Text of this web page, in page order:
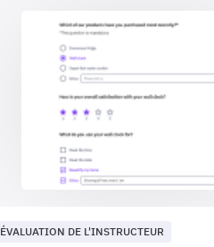
Communication
Gestion du temps
Accessibilité
ÉVALUATION DE L'INSTRUCTEUR